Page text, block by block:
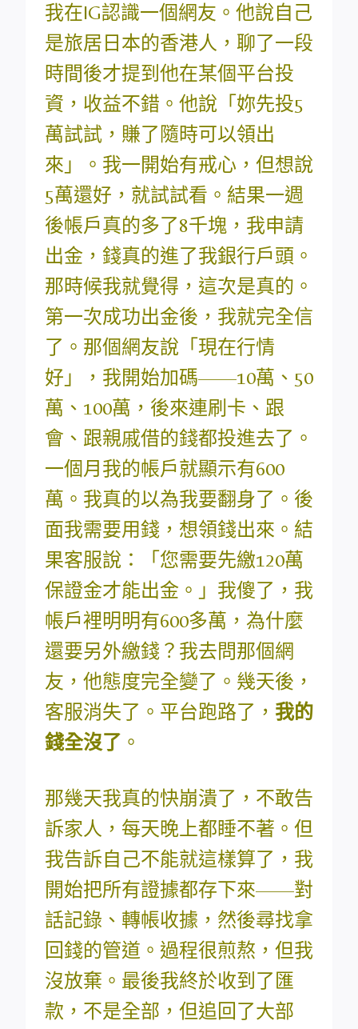
我在IG認識一個網友。他說自己
是旅居日本的香港人，聊了一段
時間後才提到他在某個平台投
資，收益不錯。他說「妳先投5
萬試試，賺了隨時可以領出
來」。我一開始有戒心，但想說
5萬還好，就試試看。結果一週
後帳戶真的多了8千塊，我申請
出金，錢真的進了我銀行戶頭。
那時候我就覺得，這次是真的。
第一次成功出金後，我就完全信
了。那個網友說「現在行情
好」，我開始加碼——10萬、50
萬、100萬，後來連刷卡、跟
會、跟親戚借的錢都投進去了。
一個月我的帳戶就顯示有600
萬。我真的以為我要翻身了。後
面我需要用錢，想領錢出來。結
果客服說：「您需要先繳120萬
保證金才能出金。」我傻了，我
帳戶裡明明有600多萬，為什麼
還要另外繳錢？我去問那個網
友，他態度完全變了。幾天後，
客服消失了。平台跑路了， 我的
錢全沒了 。
那幾天我真的快崩潰了，不敢告
訴家人，每天晚上都睡不著。但
我告訴自己不能就這樣算了，我
開始把所有證據都存下來——對
話記錄、轉帳收據，然後尋找拿
回錢的管道。過程很煎熬，但我
沒放棄。最後我終於收到了匯
款，不是全部，但追回了大部